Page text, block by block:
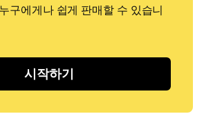
구에게나 쉽게 판매할 수 있습니
시작하기